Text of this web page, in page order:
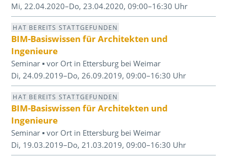
Mi, 22.04.2020–Do, 23.04.2020, 09:00–16:30 Uhr
HAT BEREITS STATTGEFUNDEN
BIM-Basiswissen für Architekten und
Ingenieure
Seminar ▪ vor Ort in Ettersburg bei Weimar
Di, 24.09.2019–Do, 26.09.2019, 09:00–16:30 Uhr
HAT BEREITS STATTGEFUNDEN
BIM-Basiswissen für Architekten und
Ingenieure
Seminar ▪ vor Ort in Ettersburg bei Weimar
Di, 19.03.2019–Do, 21.03.2019, 09:00–16:30 Uhr